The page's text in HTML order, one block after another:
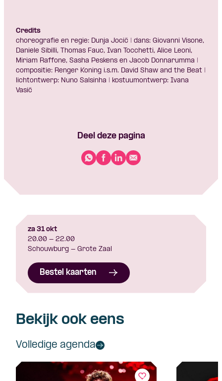
Credits
choreografie en regie: Dunja Jocić | dans: Giovanni Visone,
Daniele Sibilli, Thomas Fauc, Ivan Tocchetti, Alice Leoni,
Miriam Raffone, Sasha Peskens en Jacob Donnarumma |
compositie: Renger Koning i.s.m. David Shaw and the Beat |
lichtontwerp: Nuno Salsinha | kostuumontwerp: Ivana
Vasić
Deel deze pagina
za 31 okt
20.00 - 22.00
Schouwburg - Grote Zaal
Bestel kaarten
Bekijk ook eens
Volledige agenda